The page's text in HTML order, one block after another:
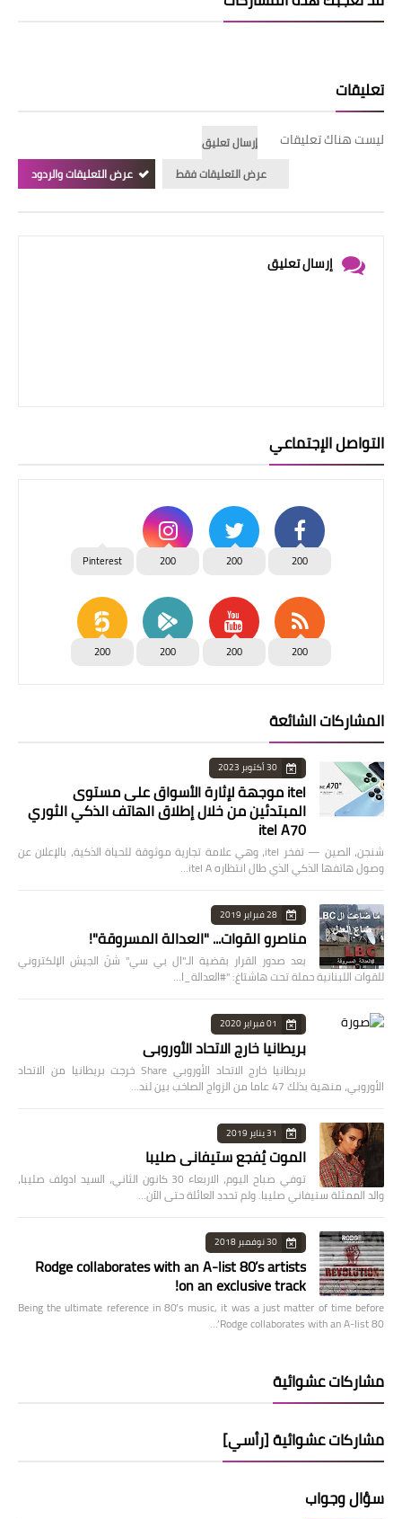
تعليقات
ليست هناك تعليقات
إرسال تعليق
عرض التعليقات فقط
عرض التعليقات والردود
إرسال تعليق
التواصل الإجتماعي
200
200
200
Pinterest
200
200
200
200
المشاركات الشائعة
30 أكتوبر 2023
itel موجهة لإثارة الأسواق على مستوى
المبتدئين من خلال إطلاق الهاتف الذكي الثوري
itel A70
شنجن، الصين — تفخر itel، وهي علامة تجارية موثوقة للحياة الذكية، بالإعلان عن
وصول هاتفها الذكي الذي طال انتظاره itel A…
28 فبراير 2019
مناصرو القوات... "العدالة المسروقة"!
بعد صدور القرار بقضية الـ"ال بي سي" شنّ الجيش الإلكتروني
للقوات اللبنانية حملة تحت هاشتاغ: "#العدالة_ا…
01 فبراير 2020
بريطانيا خارج الاتحاد الأوروبي
بريطانيا خارج الاتحاد الأوروبي Share خرجت بريطانيا من الاتحاد
الأوروبي، منهية بذلك 47 عاما من الزواج الصاخب بين لند…
31 يناير 2019
الموت يُفجع ستيفاني صليبا
توفي صباح اليوم، الاربعاء 30 كانون الثاني، السيد ادولف صليبا،
والد الممثلة ستيفاني صليبا. ولم تحدد العائلة حتى الآن…
30 نوفمبر 2018
Rodge collaborates with an A-list 80’s artists
on an exclusive track!
Being the ultimate reference in 80’s music, it was a just matter of time before
Rodge collaborates with an A-list 80’…
مشاركات عشوائية
مشاركات عشوائية [رأسي]
سؤال وجواب